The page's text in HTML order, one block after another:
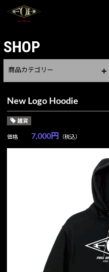
SHOP
商品カテゴリー
New Logo Hoodie
雑貨
価格 7,000円 （税込）